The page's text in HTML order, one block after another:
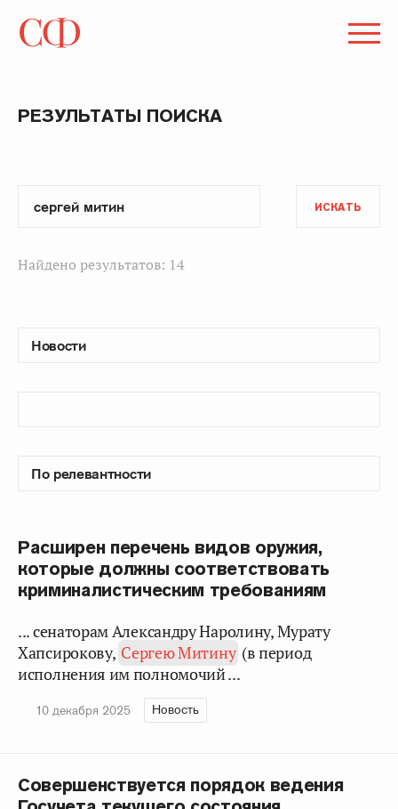
РЕЗУЛЬТАТЫ ПОИСКА
ИСКАТЬ
Найдено результатов: 14
Расширен перечень видов оружия,
которые должны соответствовать
криминалистическим требованиям
... сенаторам Александру Наролину, Мурату
Хапсирокову, Сергею Митину (в период
исполнения им полномочий ...
10 декабря 2025 Новость
Совершенствуется порядок ведения